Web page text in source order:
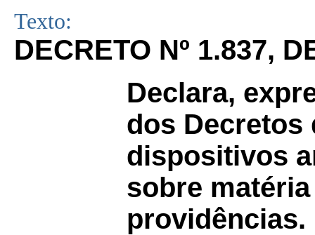
Texto:
DECRETO Nº 1.837,
Declara,
dos Decretos
dispositivos
sobre
providências.